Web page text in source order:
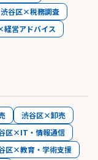
渋谷区×税務調査
営アドバイス
渋谷区×卸売
区×IT・情報通信
区×教育・学術支援